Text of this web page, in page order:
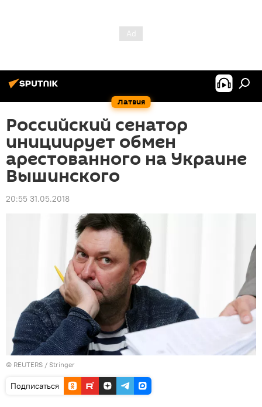
Латвия
Российский сенатор
инициирует обмен
арестованного на Украине
Вышинского
20:55 31.05.2018
© REUTERS / Stringer
Подписаться